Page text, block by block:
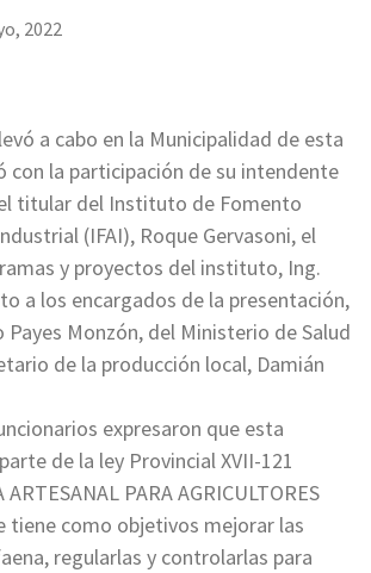
2022
a cabo en la Municipalidad de esta
con la participación de su intendente
titular del Instituto de Fomento
(IFAI), Roque Gervasoni, el
y proyectos del instituto, Ing.
a los encargados de la presentación,
Payes Monzón, del Ministerio de Salud
de la producción local, Damián
expresaron que esta
de la ley Provincial XVII-121
ARTESANAL PARA AGRICULTORES
tiene como objetivos mejorar las
regularlas y controlarlas para